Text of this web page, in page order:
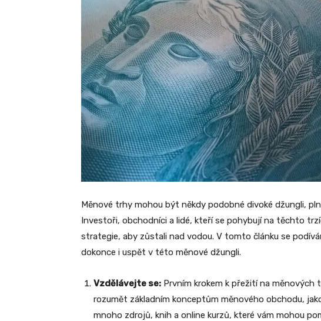
Měnové trhy mohou být někdy podobné divoké džungli,
Investoři, obchodníci a lidé, kteří se pohybují na těchto
strategie, aby zůstali nad vodou. V tomto článku se
dokonce i uspět v této měnové džungli.
Vzdělávejte se: Prvním krokem k přežití na měnových
rozumět základním konceptům měnového obchodu,
mnoho zdrojů, knih a online kurzů, které vám mohou